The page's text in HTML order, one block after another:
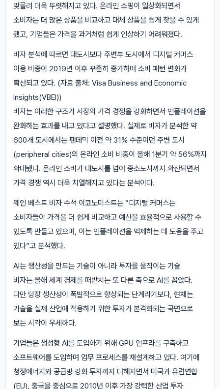
맞물려 더욱 뚜렷해지고 있다. 온라인 쇼핑이 일상화되면서
소비자는 더 많은 상품을 비교하고 대체 상품을 쉽게 찾을 수 있게
됐고, 기업들은 가격을 과거처럼 쉽게 인상하기 어려워졌다.
비자 분석에 따르면 대도시보다 주변부 도시에서 디지털 커머스
이용 비중이 2019년 이후 꾸준히 증가하며 소비 패턴 변화가
확산되고 있다. (자료 출처: Visa Business and Economic
Insights(VBEI))
비자는 이러한 구조가 시장의 가격 경쟁을 강화하면서 인플레이션을
완화하는 효과를 내고 있다고 설명했다. 실제로 비자가 분석한 약
600개 도시에서는 팬데믹 이전 약 31% 수준이던 주변 도시
(peripheral cities)의 온라인 소비 비중이 올해 1분기 약 56%까지
확대됐다. 온라인 소비가 대도시를 넘어 중소도시까지 확산되면서
가격 경쟁 역시 더욱 치열해지고 있다는 분석이다.
웨인 베스트 비자 수석 이코노미스트는 “디지털 커머스는
소비자들이 가격을 더 쉽게 비교하고 예산을 효율적으로 사용할 수
있도록 만들고 있으며, 이는 인플레이션을 억제하는 데 도움을 주고
있다”고 분석했다.
AI는 생산성을 만드는 기술이 아니라 투자를 움직이는 기술
비자는 올해 세계 경제를 떠받치는 또 다른 축으로 AI를 꼽았다.
다만 당장 생산성이 폭발적으로 향상되는 단계라기보다, 현재는
기술을 실제 산업에 적용하기 위한 투자가 본격화되는 국면으로
보는 시각이 우세하다.
기업들은 생성형 AI를 도입하기 위해 GPU 인프라를 구축하고
소프트웨어를 도입하며 업무 프로세스를 재설계하고 있다. 여기에
청정에너지와 공급망 강화 투자까지 더해지면서 미국과 유럽연합
(EU), 중국을 중심으로 2010년 이후 가장 강력한 산업 투자